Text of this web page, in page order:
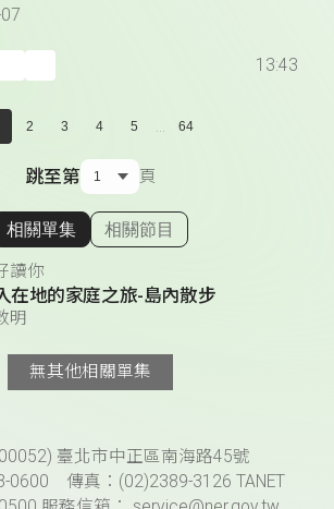
13:43
2 3 4 5 ... 64
跳至第 頁
顯示相關單集
相關單集 相關節目
讀你
在地的家庭之旅-島內散步
明
無其他相關單集
臺北市中正區南海路45號
0600 傳真：(02)2389-3126 TANET